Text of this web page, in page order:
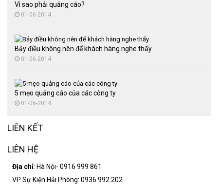
Vì sao phải quảng cáo?
01-06-2014
Bảy điều không nên để khách hàng nghe thấy
01-06-2014
5 mẹo quảng cáo của các công ty
01-06-2014
LIÊN KẾT
LIÊN HỆ
Địa chỉ: Hà Nội- 0916 999 861
VP Sự Kiện Hải Phòng: 0936.992.202